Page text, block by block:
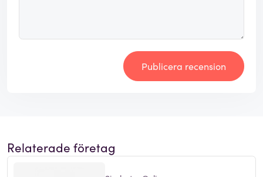
Publicera recension
Relaterade företag